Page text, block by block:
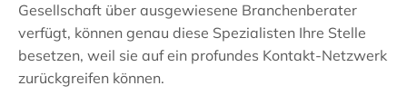
Gesellschaft über ausgewiesene Branchenberater
verfügt, können genau diese Spezialisten Ihre Stelle
besetzen, weil sie auf ein profundes Kontakt-Netzwerk
zurückgreifen können.